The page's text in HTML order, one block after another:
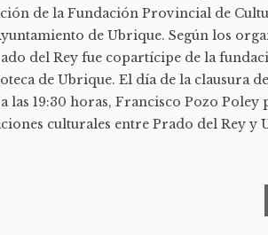
de la Fundación Provincial de
de Ubrique. Según los
del Rey fue copartícipe de la
de Ubrique. El día de la clausura
las 19:30 horas, Francisco Pozo Poley
culturales entre Prado del Rey y